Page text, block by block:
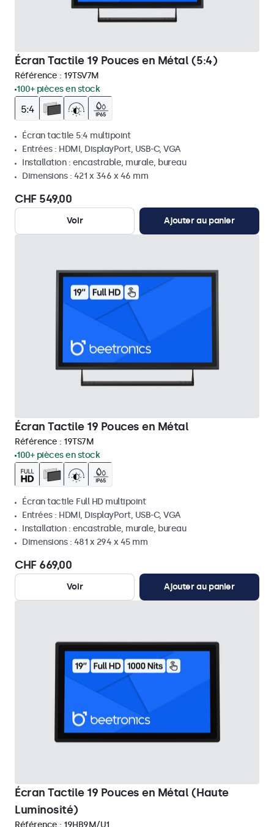
Écran Tactile 19 Pouces en Métal (5:4)
Référence : 19TSV7M
100+ pièces en stock
Écran tactile 5:4 multipoint
Entrées : HDMI, DisplayPort, USB-C, VGA
Installation : encastrable, murale, bureau
Dimensions : 421 x 346 x 46 mm
CHF 549,00
Voir Ajouter au panier
Écran Tactile 19 Pouces en Métal
Référence : 19TS7M
100+ pièces en stock
Écran tactile Full HD multipoint
Entrées : HDMI, DisplayPort, USB-C, VGA
Installation : encastrable, murale, bureau
Dimensions : 481 x 294 x 45 mm
CHF 669,00
Voir Ajouter au panier
Écran Tactile 19 Pouces en Métal (Haute
Luminosité)
Référence : 19HB9M/U1